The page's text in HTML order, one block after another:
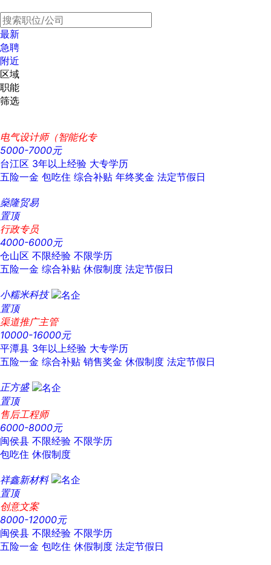
最新
急聘
附近
区域
职能
筛选
电气设计师（智能化专
5000-7000元
台江区 3年以上经验 大专学历
五险一金 包吃住 综合补贴 年终奖金 法定节假日
燊隆贸易
置顶
行政专员
4000-6000元
仓山区 不限经验 不限学历
五险一金 综合补贴 休假制度 法定节假日
小糯米科技
置顶
渠道推广主管
10000-16000元
平潭县 3年以上经验 大专学历
五险一金 综合补贴 销售奖金 休假制度 法定节假日
正方盛
置顶
售后工程师
6000-8000元
闽侯县 不限经验 不限学历
包吃住 休假制度
祥鑫新材料
置顶
创意文案
8000-12000元
闽侯县 不限经验 不限学历
五险一金 包吃住 休假制度 法定节假日